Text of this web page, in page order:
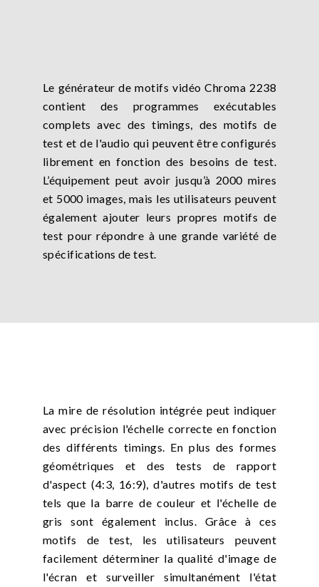
Le générateur de motifs vidéo Chroma 2238
contient des programmes exécutables
complets avec des timings, des motifs de
test et de l'audio qui peuvent être configurés
librement en fonction des besoins de test.
L’équipement peut avoir jusqu’à 2000 mires
et 5000 images, mais les utilisateurs peuvent
également ajouter leurs propres motifs de
test pour répondre à une grande variété de
spécifications de test.
La mire de résolution intégrée peut indiquer
avec précision l'échelle correcte en fonction
des différents timings. En plus des formes
géométriques et des tests de rapport
d'aspect (4:3, 16:9), d'autres motifs de test
tels que la barre de couleur et l'échelle de
gris sont également inclus. Grâce à ces
motifs de test, les utilisateurs peuvent
facilement déterminer la qualité d'image de
l'écran et surveiller simultanément l'état